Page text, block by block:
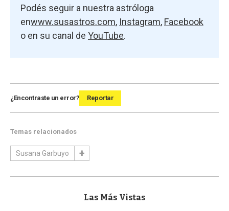
Podés seguir a nuestra astróloga
enwww.susastros.com, Instagram, Facebook
o en su canal de YouTube.
¿Encontraste un error? Reportar
Temas relacionados
Susana Garbuyo
Las Más Vistas